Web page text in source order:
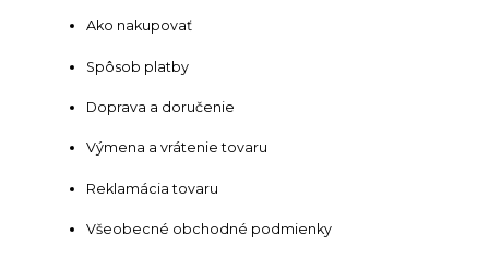
Ako nakupovať
Spôsob platby
Doprava a doručenie
Výmena a vrátenie tovaru
Reklamácia tovaru
Všeobecné obchodné podmienky